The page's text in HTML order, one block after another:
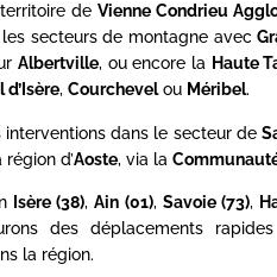
de Vienne Condrieu
les secteurs de montagne avec
Albertville, ou encore la Haute
d’Isère, Courchevelou Méribel.
interventions dans le secteur de
d’Aoste, via la
Isère (38),Ain (01), Savoie (73),
des déplacements
la région.